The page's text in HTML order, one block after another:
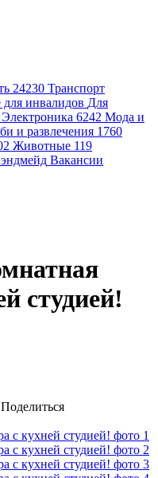
24230 Транспорт
для инвалидов Для
Электроника 6242 Мода и
и развлечения 1760
Животные 119
Вакансии
студией!
Поделиться